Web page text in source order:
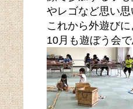
やレゴなど思い
これから外遊びに
10月も遊ぼう会